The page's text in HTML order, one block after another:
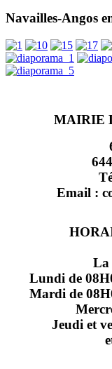
Navailles-Angos
MAIRIE
Email :
La
Lundi de
Mardi de
Jeudi et